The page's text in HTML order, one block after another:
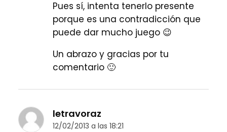
Pues sí, intenta tenerlo presente
porque es una contradicción que
puede dar mucho juego 😉
Un abrazo y gracias por tu
comentario 🙂
letravoraz
12/02/2013 a las 18:21